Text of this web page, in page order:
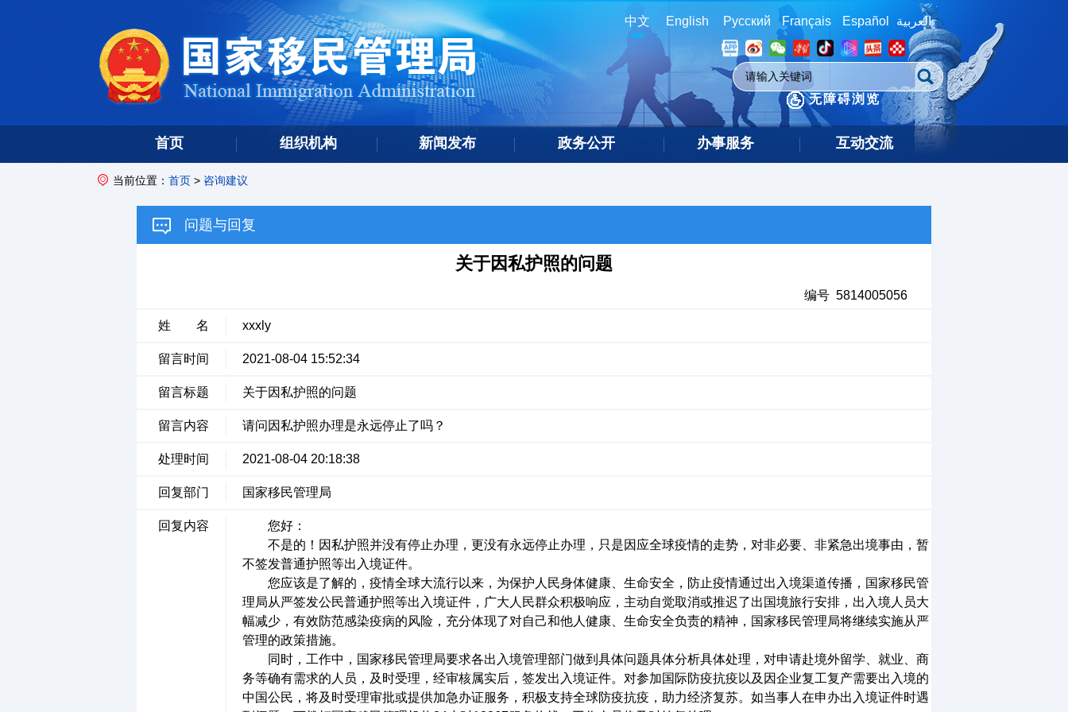
中文 English Русский Français Español العربية
无障碍浏览
首页 组织机构 新闻发布 政务公开 办事服务 互动交流
当前位置： 首页 > 咨询建议
问题与回复
关于因私护照的问题
编号 5814005056
姓 名 xxxly
留言时间 2021-08-04 15:52:34
留言标题 关于因私护照的问题
留言内容 请问因私护照办理是永远停止了吗？
处理时间 2021-08-04 20:18:38
回复部门 国家移民管理局
回复内容
您好：
不是的！因私护照并没有停止办理，更没有永远停止办理，只是因应全球疫情的走势，对非必要、非紧急出境事由，暂
不签发普通护照等出入境证件。
您应该是了解的，疫情全球大流行以来，为保护人民身体健康、生命安全，防止疫情通过出入境渠道传播，国家移民管
理局从严签发公民普通护照等出入境证件，广大人民群众积极响应，主动自觉取消或推迟了出国境旅行安排，出入境人员大
幅减少，有效防范感染疫病的风险，充分体现了对自己和他人健康、生命安全负责的精神，国家移民管理局将继续实施从严
管理的政策措施。
同时，工作中，国家移民管理局要求各出入境管理部门做到具体问题具体分析具体处理，对申请赴境外留学、就业、商
务等确有需求的人员，及时受理，经审核属实后，签发出入境证件。对参加国际防疫抗疫以及因企业复工复产需要出入境的
中国公民，将及时受理审批或提供加急办证服务，积极支持全球防疫抗疫，助力经济复苏。如当事人在申办出入境证件时遇